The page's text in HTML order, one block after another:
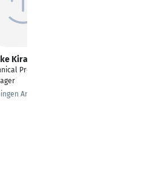
Kiraly
Project
An Der Enz